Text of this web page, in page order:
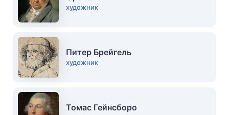
художник
Питер Брейгель
художник
Томас Гейнсборо